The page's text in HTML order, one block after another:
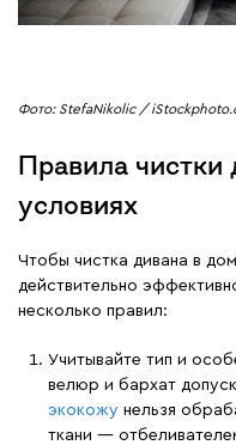
Фото: StefaNikolic /
Правила
условиях
Чтобы чистка дивана в
действительно
несколько правил:
Учитывайте тип и
велюр и бархат
экокожу нельзя
ткани —